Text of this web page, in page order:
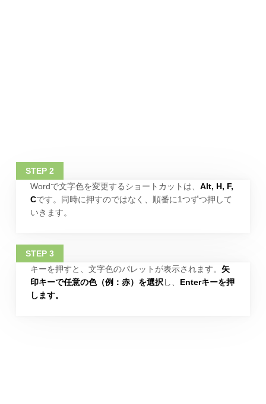
Wordで文字色を変更するショートカットは、 Alt, H, F,
Cです。同時に押すのではなく、順番に1つずつ押して
いきます。
キーを押すと、文字色のパレットが表示されます。 矢
印キーで任意の色（例：赤）を選択し、 Enterキーを押
します。